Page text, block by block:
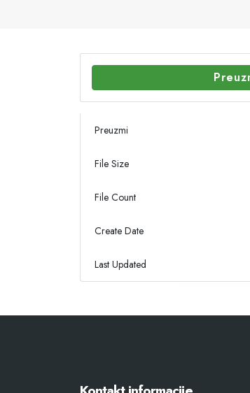
Preuzmi
File Size
File Count
Create Date
Last Updated